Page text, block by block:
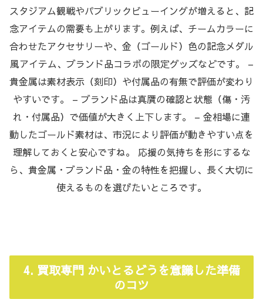
スタジアム観戦やパブリックビューイングが増えると、記
念アイテムの需要も上がります。例えば、チームカラーに
合わせたアクセサリーや、金（ゴールド）色の記念メダル
風アイテム、ブランド品コラボの限定グッズなどです。 –
貴金属は素材表示（刻印）や付属品の有無で評価が変わり
やすいです。 – ブランド品は真贋の確認と状態（傷・汚
れ・付属品）で価値が大きく上下します。 – 金相場に連
動したゴールド素材は、市況により評価が動きやすい点を
理解しておくと安心ですね。 応援の気持ちを形にするな
ら、貴金属・ブランド品・金の特性を把握し、長く大切に
使えるものを選びたいところです。
4. 買取専門 かいとるどうを意識した準備
のコツ